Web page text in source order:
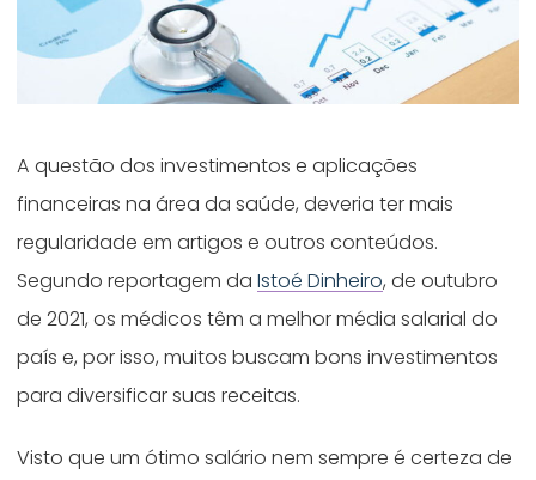
A questão dos investimentos e aplicações
financeiras na área da saúde, deveria ter mais
regularidade em artigos e outros conteúdos.
Segundo reportagem daIstoé Dinheiro, de outubro
de 2021, os médicos têm a melhor média salarial do
país e, por isso, muitos buscam bons investimentos
para diversificar suas receitas.
Visto que um ótimo salário nem sempre é certeza de